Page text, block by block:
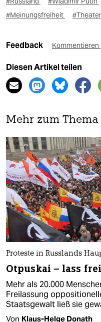
#Meinungsfreiheit
#Theater
Feedback Kommentieren
Diesen Artikel teilen
Mehr zum Thema
Proteste in Russlands
Otpuskai – lass
Mehr als 20.000
Freilassung
Staatsgewalt ließ sie
Von Klaus-Helge Donath